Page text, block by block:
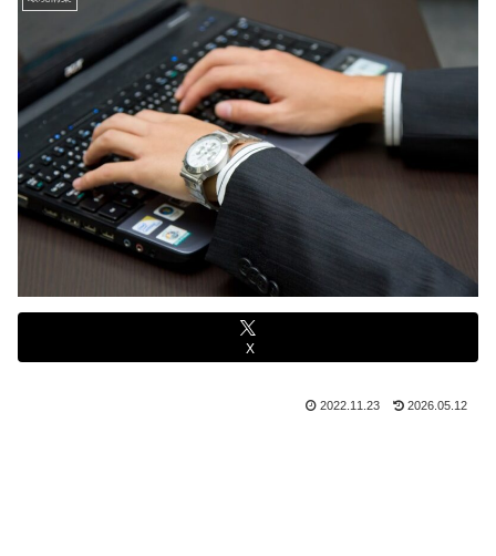
X
2022.11.23 2026.05.12